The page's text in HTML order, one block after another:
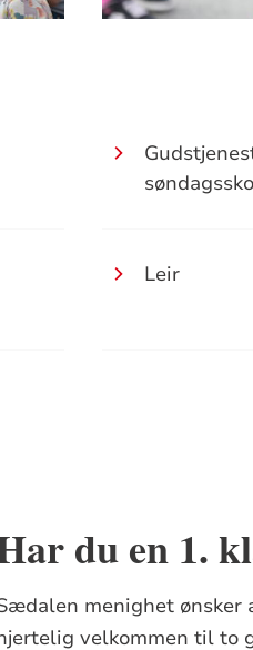
Leir
du en 1.
menighet
velkommen til to